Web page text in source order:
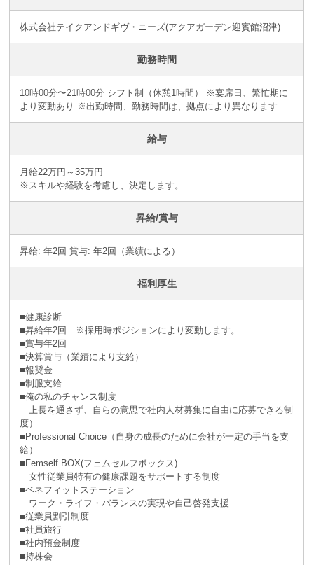
株式会社テイクアンドギヴ・ニーズ(アクアガーデン迎賓館沼津)
勤務時間
10時00分〜21時00分 シフト制（休憩1時間） ※宴席日、繁忙期に
より変動あり ※出勤時間、勤務時間は、拠点により異なります
給与
月給22万円～35万円
※スキルや経験を考慮し、決定します。
昇給/賞与
昇給: 年2回 賞与: 年2回（業績による）
福利厚生
■健康診断
■昇給年2回 ※採⽤時ポジションにより変動します。
■賞与年2回
■決算賞与（業績により⽀給）
■報奨⾦
■制服支給
■俺の私のチャンス制度
上長を通さず、自らの意思で社内人材募集に自由に応募できる制
度）
■Professional Choice（自身の成長のために会社が⼀定の手当を支
給）
■Femself BOX(フェムセルフボックス)
女性従業員特有の健康課題をサポートする制度
■ベネフィットステーション
ワーク・ライフ・バランスの実現や自己啓発支援
■従業員割引制度
■社員旅⾏
■社内預⾦制度
■持株会